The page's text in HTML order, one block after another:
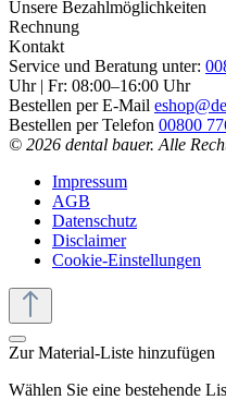
Unsere Bezahlmöglichkeiten
Rechnung
Kontakt
Service und Beratung unter:
Uhr | Fr: 08:00–16:00 Uhr
Bestellen per E-Mail
Bestellen per Telefon 00800
© 2026 dental bauer. Alle
Impressum
AGB
Datenschutz
Disclaimer
Cookie-Einstellungen
Zur Material-Liste hinzufügen
Wählen Sie eine bestehende